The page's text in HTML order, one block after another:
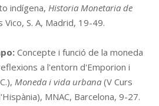
indígena, Historia Monetaria de
Vico, S. A, Madrid, 19-49.
Concepte i funció de la moneda
a l'entorn d'Emporion i
Moneda i vida urbana (V Curs
MNAC, Barcelona, 9-27.